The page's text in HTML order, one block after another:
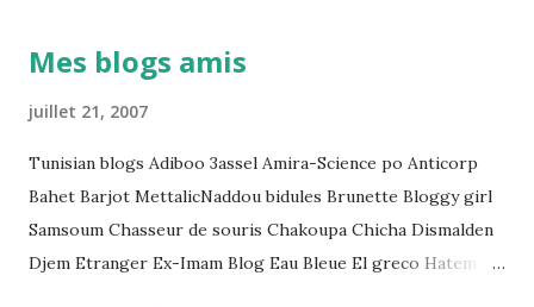
regard des Lignes directrices Luanda"
Mes blogs amis
juillet 21, 2007
Tunisian blogs Adiboo 3assel Amira-Science po Anticorp
Bahet Barjot MettalicNaddou bidules Brunette Bloggy girl
Samsoum Chasseur de souris Chakoupa Chicha Dismalden
Djem Etranger Ex-Imam Blog Eau Bleue El greco Hatem